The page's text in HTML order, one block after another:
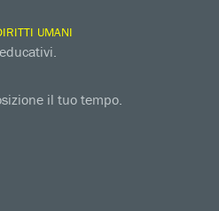
UMANI
il tuo tempo.